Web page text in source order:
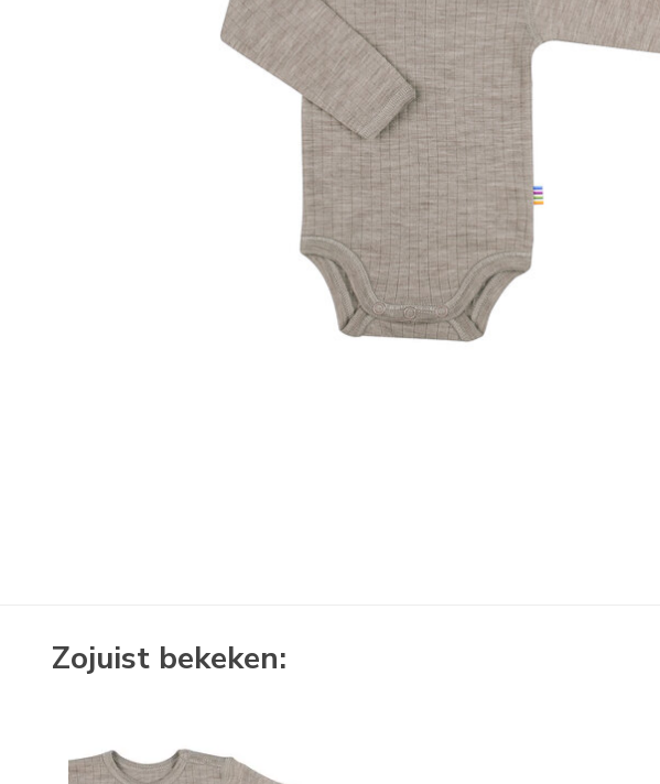
Zojuist bekeken: